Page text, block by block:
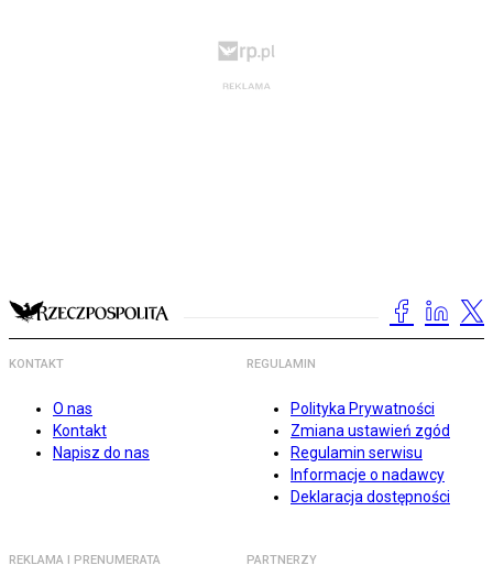
KONTAKT
O nas
Kontakt
Napisz do nas
REGULAMIN
Polityka Prywatności
Zmiana ustawień zgód
Regulamin serwisu
Informacje o nadawcy
Deklaracja dostępności
REKLAMA I PRENUMERATA PARTNERZY